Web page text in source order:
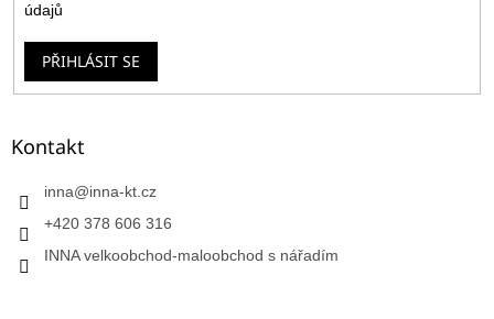
údajů
PŘIHLÁSIT SE
Kontakt
inna@inna-kt.cz
+420 378 606 316
INNA velkoobchod-maloobchod s nářadím